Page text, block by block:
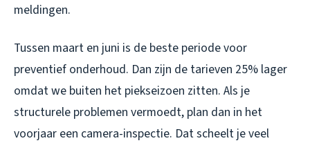
meldingen.
Tussen maart en juni is de beste periode voor
preventief onderhoud. Dan zijn de tarieven 25% lager
omdat we buiten het piekseizoen zitten. Als je
structurele problemen vermoedt, plan dan in het
voorjaar een camera-inspectie. Dat scheelt je veel